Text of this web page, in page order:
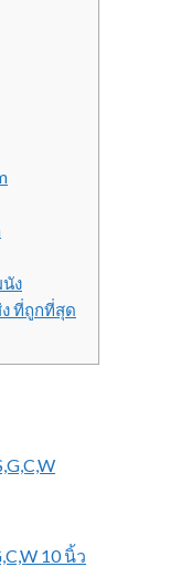
ง
ที่ถูกที่สุด
10 นิ้ว